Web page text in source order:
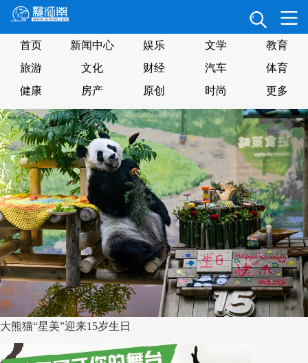
首页 新闻中心 娱乐 文学
教育
旅游
文化 财经 汽车
体育
健康
房产 原创 时尚 更多
大熊猫“星美”迎来15岁生日